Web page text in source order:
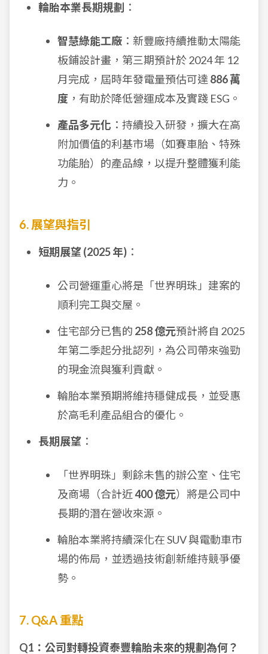
輪胎本業長期規劃 ：
智慧綠能工廠 ：新豐廠持續推動太陽能
板鋪設計畫，第三期預計於 2024 年 12
月完成，屆時年發電量預估可達 886 萬
度 ，有助於降低營運成本及實踐 ESG。
產品多元化 ：持續投入研發，擴大在高
附加價值的利基市場（如賽車胎、特殊
功能胎）的產品線，以提升整體獲利能
力。
6. 展望與指引
短期展望 (2025 年) ：
公司營運重心將是「世界明珠」建案的
順利完工與交屋。
住宅部分已售的 258 億元預計將自 2025
年第二季起分批認列，為公司帶來強勁
的現金流與獲利貢獻。
輪胎本業預期將維持穩健成長，並受惠
於高毛利產品組合的優化。
長期展望 ：
「世界明珠」剩餘未售的辦公室、住宅
及商場（合計近400 億元）將是公司中
長期的潛在營收來源。
輪胎本業將持續深化在 SUV 與電動車市
場的佈局，並透過技術創新維持競爭優
勢。
7. Q&A 重點
Q1：公司對轉投資泰豐輪胎未來的規劃為何？